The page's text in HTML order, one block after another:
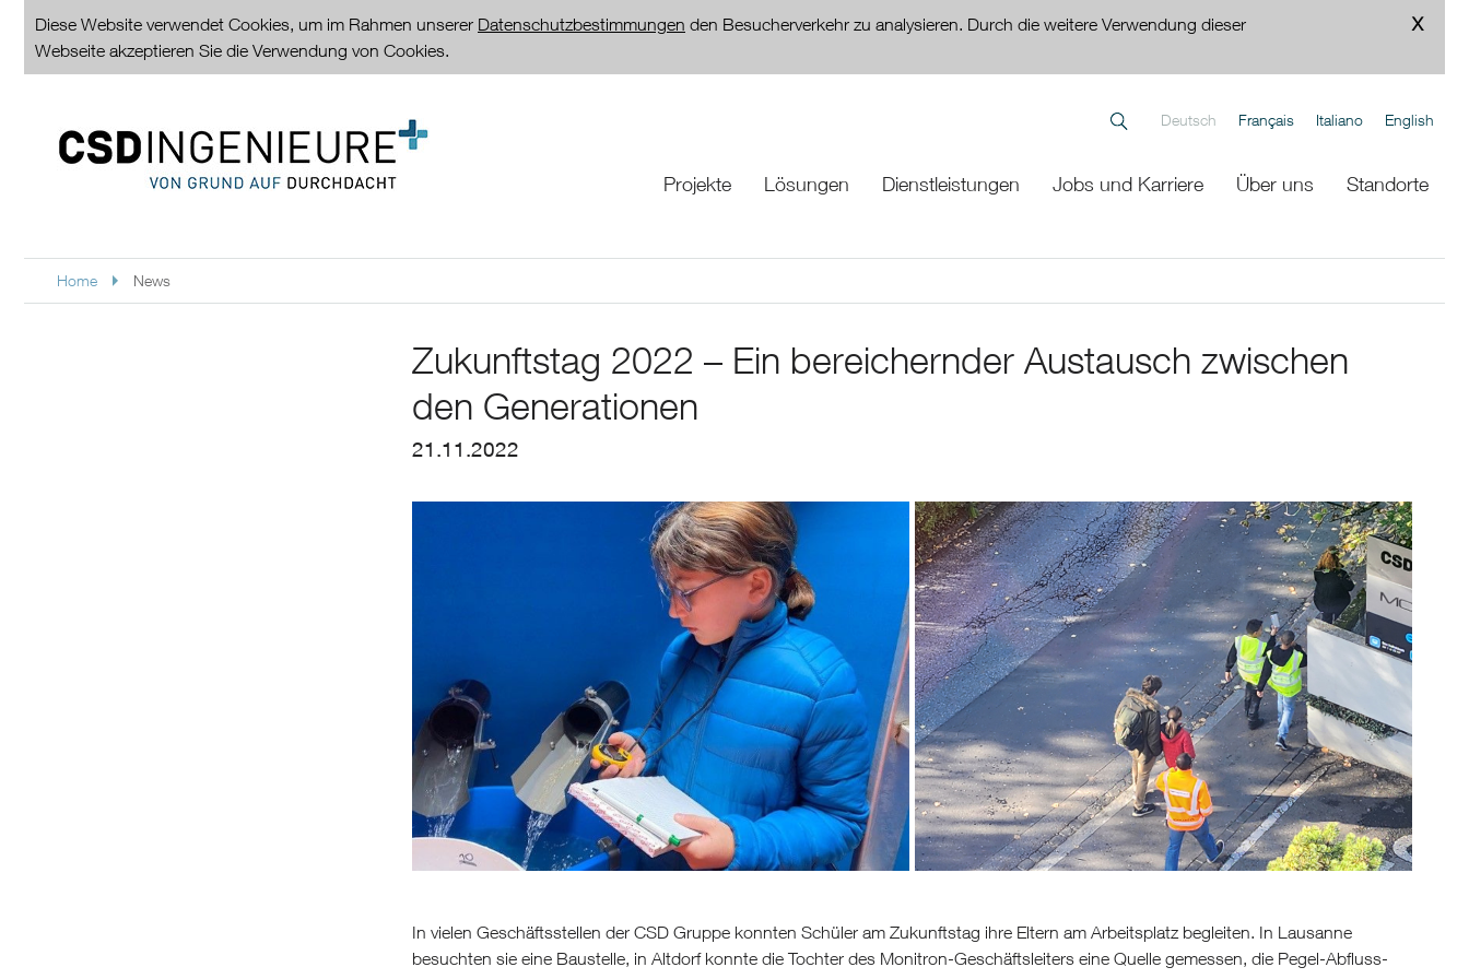
Diese Website verwendet Cookies, um im Rahmen unserer Datenschutzbestimmungen den Besucherverkehr zu analysieren. Durch die weitere Verwendung dieser
Webseite akzeptieren Sie die Verwendung von Cookies.
Deutsch Français Italiano English
Projekte Lösungen Dienstleistungen Jobs und Karriere Über uns Standorte
Home News
Zukunftstag 2022 – Ein bereichernder Austausch zwischen
den Generationen
21.11.2022
In vielen Geschäftsstellen der CSD Gruppe konnten Schüler am Zukunftstag ihre Eltern am Arbeitsplatz begleiten. In Lausanne
besuchten sie eine Baustelle, in Altdorf konnte die Tochter des Monitron-Geschäftsleiters eine Quelle gemessen, die Pegel-Abfluss-